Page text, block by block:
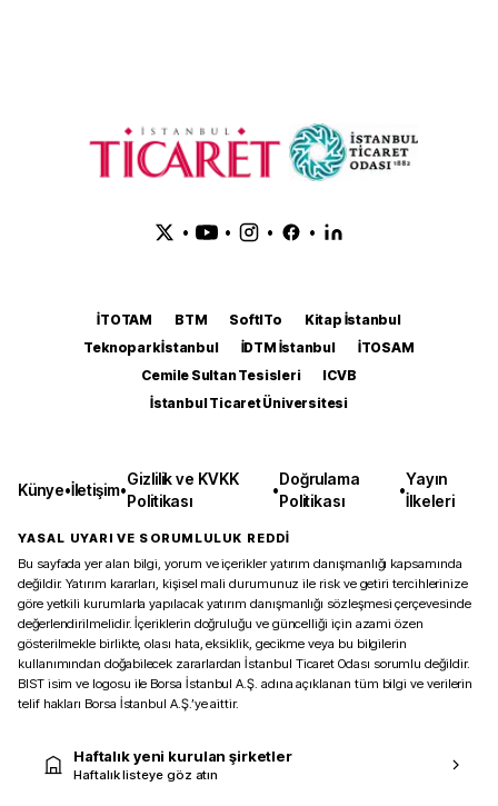
• • • •
İTOTAM BTM SoftITo
Kitap İstanbul
Teknopark İstanbul
İDTM İstanbul
İTOSAM
Cemile Sultan Tesisleri
ICVB
İstanbul Ticaret Üniversitesi
Künye•İletişim•
Gizlilik ve KVKK
Politikası
•
Doğrulama
Politikası
•
Yayın
İlkeleri
YASAL UYARI VE SORUMLULUK REDDİ
Bu sayfada yer alan bilgi, yorum ve içerikler yatırım danışmanlığı kapsamında
değildir. Yatırım kararları, kişisel mali durumunuz ile risk ve getiri tercihlerinize
göre yetkili kurumlarla yapılacak yatırım danışmanlığı sözleşmesi çerçevesinde
değerlendirilmelidir. İçeriklerin doğruluğu ve güncelliği için azami özen
gösterilmekle birlikte, olası hata, eksiklik, gecikme veya bu bilgilerin
kullanımından doğabilecek zararlardan İstanbul Ticaret Odası sorumlu değildir.
BIST isim ve logosu ile Borsa İstanbul A.Ş. adına açıklanan tüm bilgi ve verilerin
telif hakları Borsa İstanbul A.Ş.’ye aittir.
Haftalık yeni kurulan şirketler
Haftalık listeye göz atın